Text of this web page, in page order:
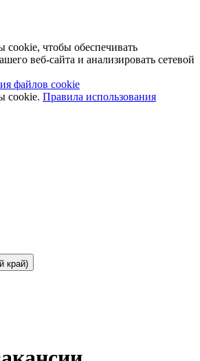
чтобы обеспечивать
веб-сайта и анализировать сетевой
файлов cookie
cookie. Правила использования
край)